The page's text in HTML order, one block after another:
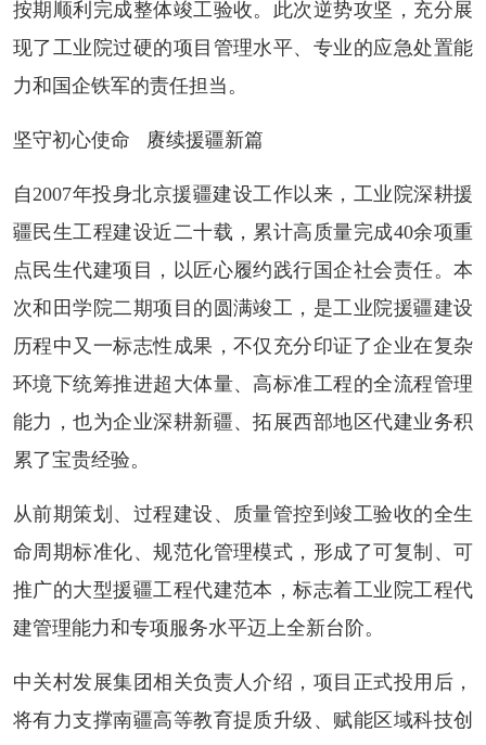
按期顺利完成整体竣工验收。此次逆势攻坚，充分展
现了工业院过硬的项目管理水平、专业的应急处置能
力和国企铁军的责任担当。
坚守初心使命 赓续援疆新篇
自2007年投身北京援疆建设工作以来，工业院深耕援
疆民生工程建设近二十载，累计高质量完成40余项重
点民生代建项目，以匠心履约践行国企社会责任。本
次和田学院二期项目的圆满竣工，是工业院援疆建设
历程中又一标志性成果，不仅充分印证了企业在复杂
环境下统筹推进超大体量、高标准工程的全流程管理
能力，也为企业深耕新疆、拓展西部地区代建业务积
累了宝贵经验。
从前期策划、过程建设、质量管控到竣工验收的全生
命周期标准化、规范化管理模式，形成了可复制、可
推广的大型援疆工程代建范本，标志着工业院工程代
建管理能力和专项服务水平迈上全新台阶。
中关村发展集团相关负责人介绍，项目正式投用后，
将有力支撑南疆高等教育提质升级、赋能区域科技创